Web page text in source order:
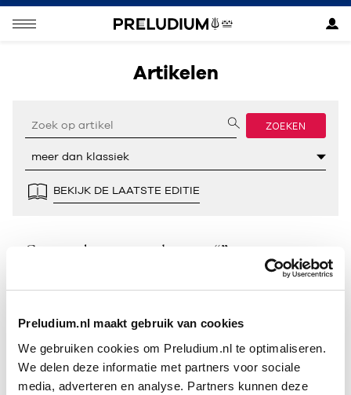
Preludium.nl maakt gebruik van cookies
We gebruiken cookies om Preludium.nl te optimaliseren.
We delen deze informatie met partners voor sociale
media, adverteren en analyse. Partners kunnen deze
Artikelen
ZOEKEN
BEKIJK DE LAATSTE EDITIE
Geen resultaten gevonden voor “”.